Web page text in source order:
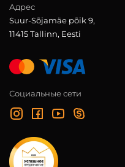
Адрес
Suur-Sõjamäe põik 9,
11415 Tallinn, Eesti
Социальные сети